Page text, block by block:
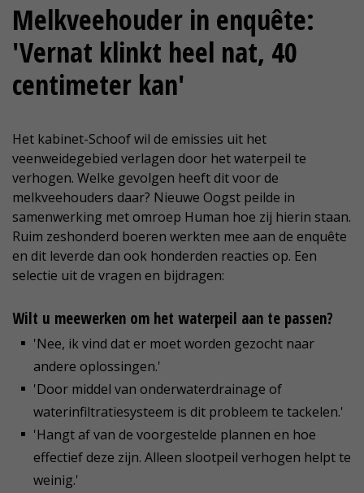
Melkveehouder in enquête:
'Vernat klinkt heel nat, 40
centimeter kan'
Het kabinet-Schoof wil de emissies uit het
veenweidegebied verlagen door het waterpeil te
verhogen. Welke gevolgen heeft dit voor de
melkveehouders daar? Nieuwe Oogst peilde in
samenwerking met omroep Human hoe zij hierin staan.
Ruim zeshonderd boeren werkten mee aan de enquête
en dit leverde dan ook honderden reacties op. Een
selectie uit de vragen en bijdragen:
Wilt u meewerken om het waterpeil aan te passen?
'Nee, ik vind dat er moet worden gezocht naar
andere oplossingen.'
'Door middel van onderwaterdrainage of
waterinfiltratiesysteem is dit probleem te tackelen.'
'Hangt af van de voorgestelde plannen en hoe
effectief deze zijn. Alleen slootpeil verhogen helpt te
weinig.'